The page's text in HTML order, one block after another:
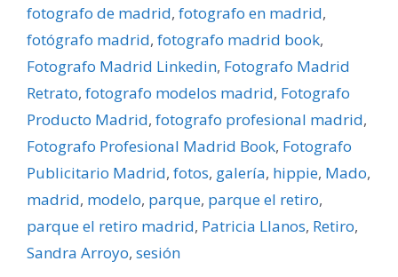
fotografo de madrid, fotografo en madrid,
fotógrafo madrid, fotografo madrid book,
Fotografo Madrid Linkedin, Fotografo Madrid
Retrato, fotografo modelos madrid, Fotografo
Producto Madrid, fotografo profesional madrid,
Fotografo Profesional Madrid Book, Fotografo
Publicitario Madrid, fotos, galerí­a, hippie, Mado,
madrid, modelo, parque, parque el retiro,
parque el retiro madrid, Patricia Llanos, Retiro,
Sandra Arroyo, sesión